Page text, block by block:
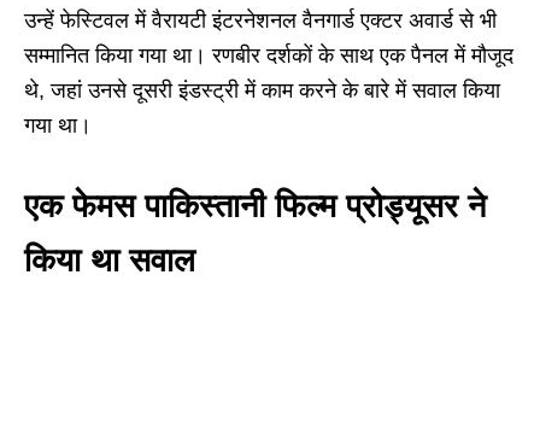
उन्हें फेस्टिवल में वैरायटी इंटरनेशनल वैनगार्ड एक्टर अवार्ड से भी
सम्मानित किया गया था। रणबीर दर्शकों के साथ एक पैनल में मौजूद
थे, जहां उनसे दूसरी इंडस्ट्री में काम करने के बारे में सवाल किया
गया था।
एक फेमस पाकिस्तानी फिल्म प्रोड्यूसर ने
किया था सवाल